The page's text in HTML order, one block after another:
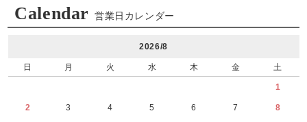
Calendar 営業日カレンダー
2026/8
日 月 火 水 木 金 土
1
2 3 4 5 6 7 8